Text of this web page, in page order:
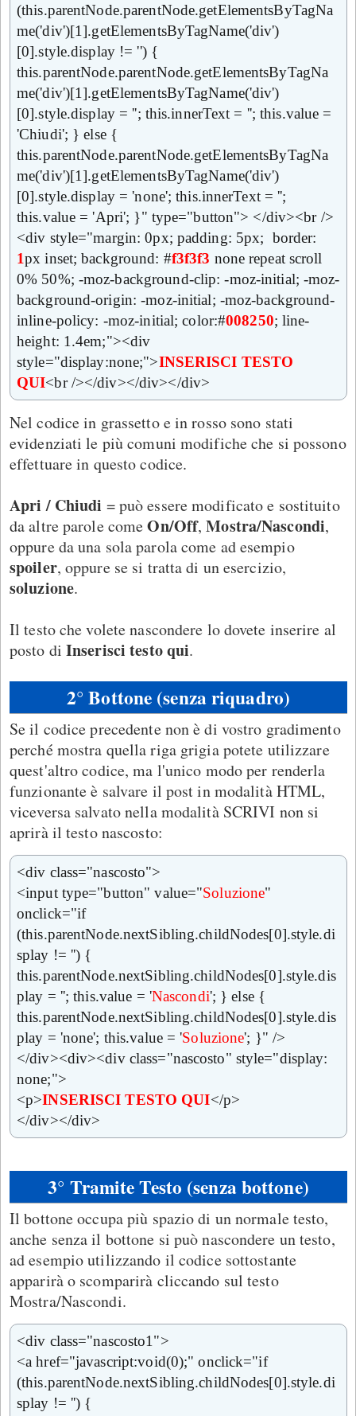
(this.parentNode.parentNode.getElementsByTagNa
me('div')[1].getElementsByTagName('div')
[0].style.display != '') {
this.parentNode.parentNode.getElementsByTagNa
me('div')[1].getElementsByTagName('div')
[0].style.display = ''; this.innerText = ''; this.value =
'Chiudi'; } else {
this.parentNode.parentNode.getElementsByTagNa
me('div')[1].getElementsByTagName('div')
[0].style.display = 'none'; this.innerText = '';
this.value = 'Apri'; }" type="button"> </div><br />
<div style="margin: 0px; padding: 5px; border:
1px inset; background: #f3f3f3 none repeat scroll
0% 50%; -moz-background-clip: -moz-initial; -moz-
background-origin: -moz-initial; -moz-background-
inline-policy: -moz-initial; color:#008250; line-
height: 1.4em;"><div
style="display:none;">INSERISCI TESTO
QUI<br /></div></div></div>
Nel codice in grassetto e in rosso sono stati
evidenziati le più comuni modifiche che si possono
effettuare in questo codice.
Apri / Chiudi = può essere modificato e sostituito
da altre parole comeOn/Off,Mostra/Nascondi,
oppure da una sola parola come ad esempio
spoiler, oppure se si tratta di un esercizio,
soluzione.
Il testo che volete nascondere lo dovete inserire al
posto diInserisci testo qui.
2° Bottone (senza riquadro)
Se il codice precedente non è di vostro gradimento
perché mostra quella riga grigia potete utilizzare
quest'altro codice, ma l'unico modo per renderla
funzionante è salvare il post in modalità HTML,
viceversa salvato nella modalità SCRIVI non si
aprirà il testo nascosto:
<div class="nascosto">
<input type="button" value="Soluzione"
onclick="if
(this.parentNode.nextSibling.childNodes[0].style.di
splay != '') {
this.parentNode.nextSibling.childNodes[0].style.dis
play = ''; this.value = 'Nascondi'; } else {
this.parentNode.nextSibling.childNodes[0].style.dis
play = 'none'; this.value = 'Soluzione'; }" />
</div><div><div class="nascosto" style="display:
none;">
<p>INSERISCI TESTO QUI</p>
</div></div>
3° Tramite Testo (senza bottone)
Il bottone occupa più spazio di un normale testo,
anche senza il bottone si può nascondere un testo,
ad esempio utilizzando il codice sottostante
apparirà o scomparirà cliccando sul testo
Mostra/Nascondi.
<div class="nascosto1">
<a href="javascript:void(0);" onclick="if
(this.parentNode.nextSibling.childNodes[0].style.di
splay != '') {